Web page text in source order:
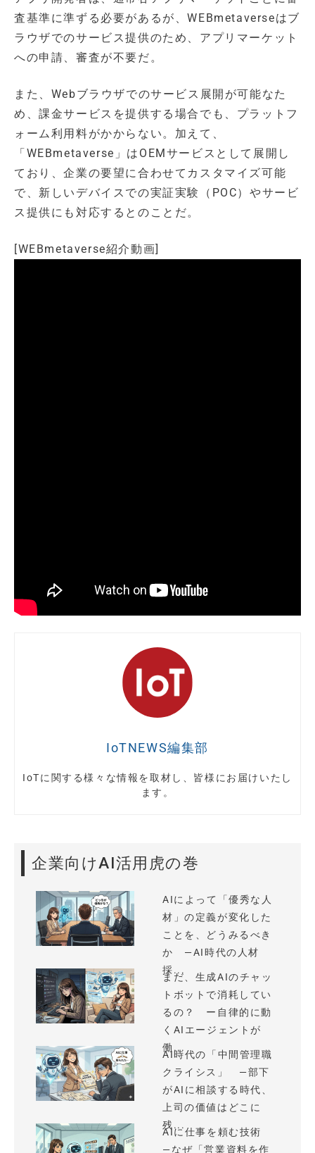
査基準に準ずる必要があるが、WEBmetaverseはブ
ラウザでのサービス提供のため、アプリマーケット
への申請、審査が不要だ。
また、Webブラウザでのサービス展開が可能なた
め、課金サービスを提供する場合でも、プラットフ
ォーム利用料がかからない。加えて、
「WEBmetaverse」はOEMサービスとして展開し
ており、企業の要望に合わせてカスタマイズ可能
で、新しいデバイスでの実証実験（POC）やサービ
ス提供にも対応するとのことだ。
[WEBmetaverse紹介動画]
IoTNEWS編集部
IoTに関する様々な情報を取材し、皆様にお届けいたし
ます。
企業向けAI活用虎の巻
AIによって「優秀な人
材」の定義が変化した
ことを、どうみるべき
か —AI時代の人材
採...
まだ、生成AIのチャッ
トボットで消耗してい
るの？ ー自律的に動
くAIエージェントが
働...
AI時代の「中間管理職
クライシス」 —部下
がAIに相談する時代、
上司の価値はどこに
残...
AIに仕事を頼む技術
—なぜ「営業資料を作